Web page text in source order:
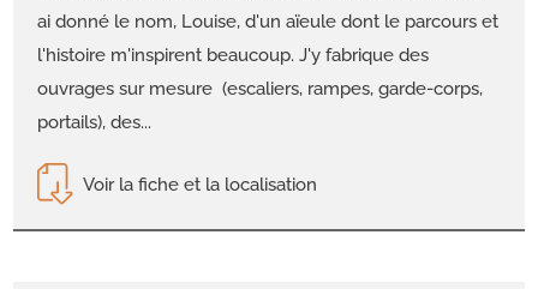
ai donné le nom, Louise, d'un aïeule dont le parcours et
l'histoire m'inspirent beaucoup. J'y fabrique des
ouvrages sur mesure (escaliers, rampes, garde-corps,
portails), des...
Voir la fiche et la localisation